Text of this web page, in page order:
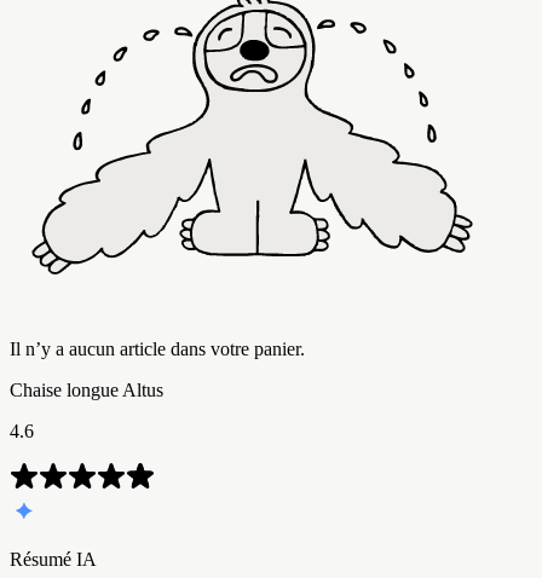
Il n’y a aucun article dans votre panier.
Chaise longue Altus
4.6
Résumé IA